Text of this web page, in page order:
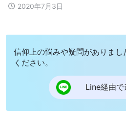
2020年7月3日
信仰上の悩みや疑問がありま
ください。
Line経由で